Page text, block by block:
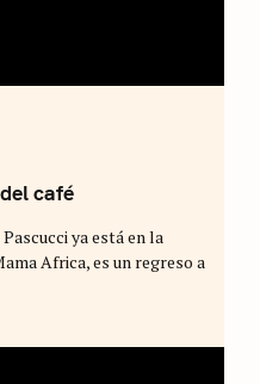
café
ya está en la
Africa, es un regreso a